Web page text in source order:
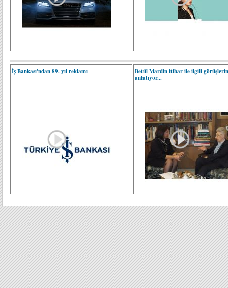
İş Bankası'ndan 89. yıl reklamı
Betûl Mardin itibar ile ilgili
anlatıyor...